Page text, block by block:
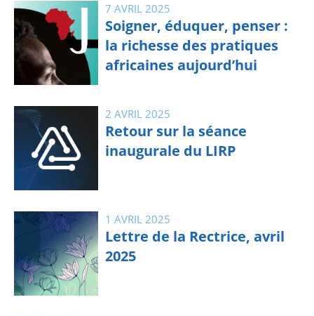
7 AVRIL 2025
Soigner, éduquer, penser :
la richesse des pratiques
africaines aujourd’hui
2 AVRIL 2025
Retour sur la séance
inaugurale du LIRP
1 AVRIL 2025
Lettre de la Rectrice, avril
2025